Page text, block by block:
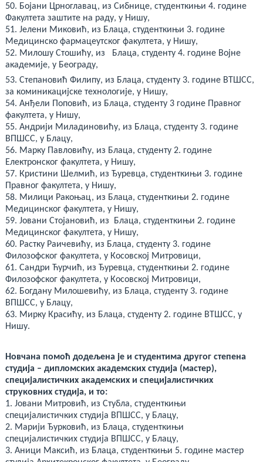
50. Бојани Црноглавац, из Сибнице, студенткињи 4. године
Факултета заштите на раду, у Нишу,
51. Јелени Миковић, из Блаца, студенткињи 3. године
Медицинско фармацеутског факултета, у Нишу,
52. Милошу Стошићу, из Блаца, студенту 4. године Војне
академије, у Београду,
53. Степановић Филипу, из Блаца, студенту 3. године ВТШСС,
за коминикацијске технологије, у Нишу,
54. Анђели Поповић, из Блаца, студенту 3 године Правног
факултета, у Нишу,
55. Андрији Миладиновићу, из Блаца, студенту 3. године
ВПШСС, у Блацу,
56. Марку Павловићу, из Блаца, студенту 2. године
Електронског факултета, у Нишу,
57. Кристини Шелмић, из Ђуревца, студенткињи 3. године
Правног факултета, у Нишу,
58. Милици Ракоњац, из Блаца, студенткињи 2. године
Медицинског факултета, у Нишу,
59. Јовани Стојановић, из Блаца, студенткињи 2. године
Медицинског факултета, у Нишу,
60. Растку Раичевићу, из Блаца, студенту 3. године
Филозофског факултета, у Косовској Митровици,
61. Сандри Ћурчић, из Ђуревца, студенткињи 2. године
Филозофског факултета, у Косовској Митровици,
62. Богдану Милошевићу, из Блаца, студенту 3. године
ВПШСС, у Блацу,
63. Мирку Красићу, из Блаца, студенту 2. године ВТШСС, у
Нишу.
Новчана помоћ додељена је и студентима другог степена
студија – дипломских академских студија (мастер),
специјалистичких академских и специјалистичких
струковних студија, и то:
1. Јовани Митровић, из Стубла, студенткињи
специјалистичких студија ВПШСС, у Блацу,
2. Марији Ђурковић, из Блаца, студенткињи
специјалистичких студија ВПШСС, у Блацу,
3. Аници Максић, из Блаца, студенткињи 5. године мастер